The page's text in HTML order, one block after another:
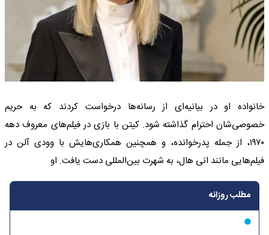
خانواده او در بیانیه‌ای از رسانه‌ها درخواست کردند که به حریم
خصوصی‌شان احترام گذاشته شود. کیتن با بازی در فیلم‌های معروف دهه
۱۹۷۰، از جمله پدرخوانده، و همچنین همکاری‌هایش با وودی آلن در
فیلم‌هایی مانند انی هال، به شهرت بین‌المللی دست یافت. او
مطلب روزانه